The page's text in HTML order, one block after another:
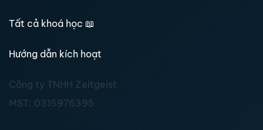
Tất cả khoá học 📖
Hướng dẫn kích hoạt
Công ty TNHH Zeitgeist
MST: 0315976395